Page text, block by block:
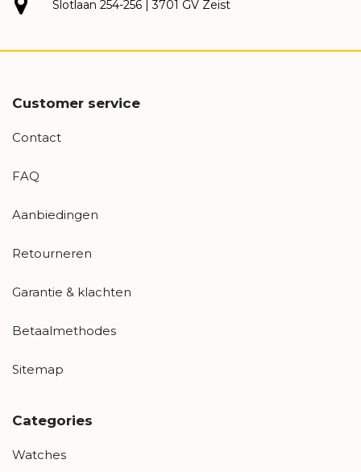
Slotlaan 254-256 | 3701 GV Zeist
Customer service
Contact
FAQ
Aanbiedingen
Retourneren
Garantie & klachten
Betaalmethodes
Sitemap
Categories
Watches